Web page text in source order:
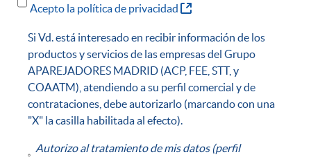
Acepto la política de privacidad (Abre una nueva
Si Vd. está interesado en recibir información de los
productos y servicios de las empresas del Grupo
APAREJADORES MADRID (ACP, FEE, STT, y
COAATM), atendiendo a su perfil comercial y de
contrataciones, debe autorizarlo (marcando con una
"X" la casilla habilitada al efecto).
Autorizo al tratamiento de mis datos (perfil